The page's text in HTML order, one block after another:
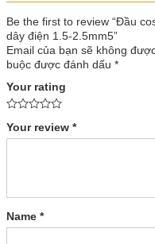
Be the first to review “Đầu
dây điện 1.5-2.5mm5”
Email của bạn sẽ không
buộc được đánh dấu *
Your rating
Your review *
Name *